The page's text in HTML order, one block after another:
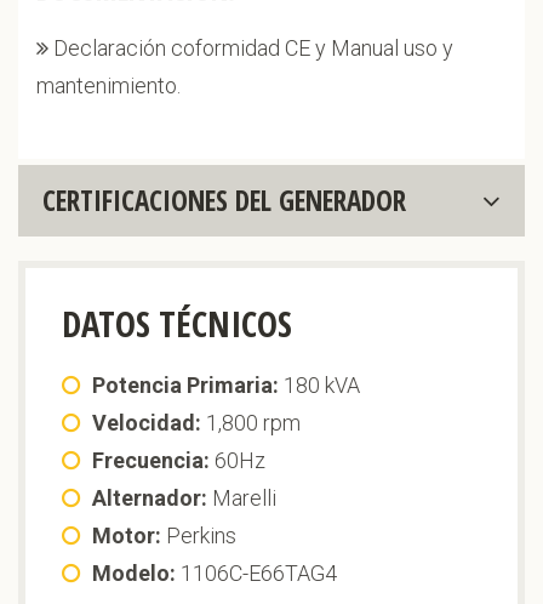
Declaración coformidad CE y Manual uso y
mantenimiento.
CERTIFICACIONES DEL GENERADOR
DATOS TÉCNICOS
Potencia Primaria: 180 kVA
Velocidad: 1,800 rpm
Frecuencia: 60Hz
Alternador: Marelli
Motor: Perkins
Modelo: 1106C-E66TAG4